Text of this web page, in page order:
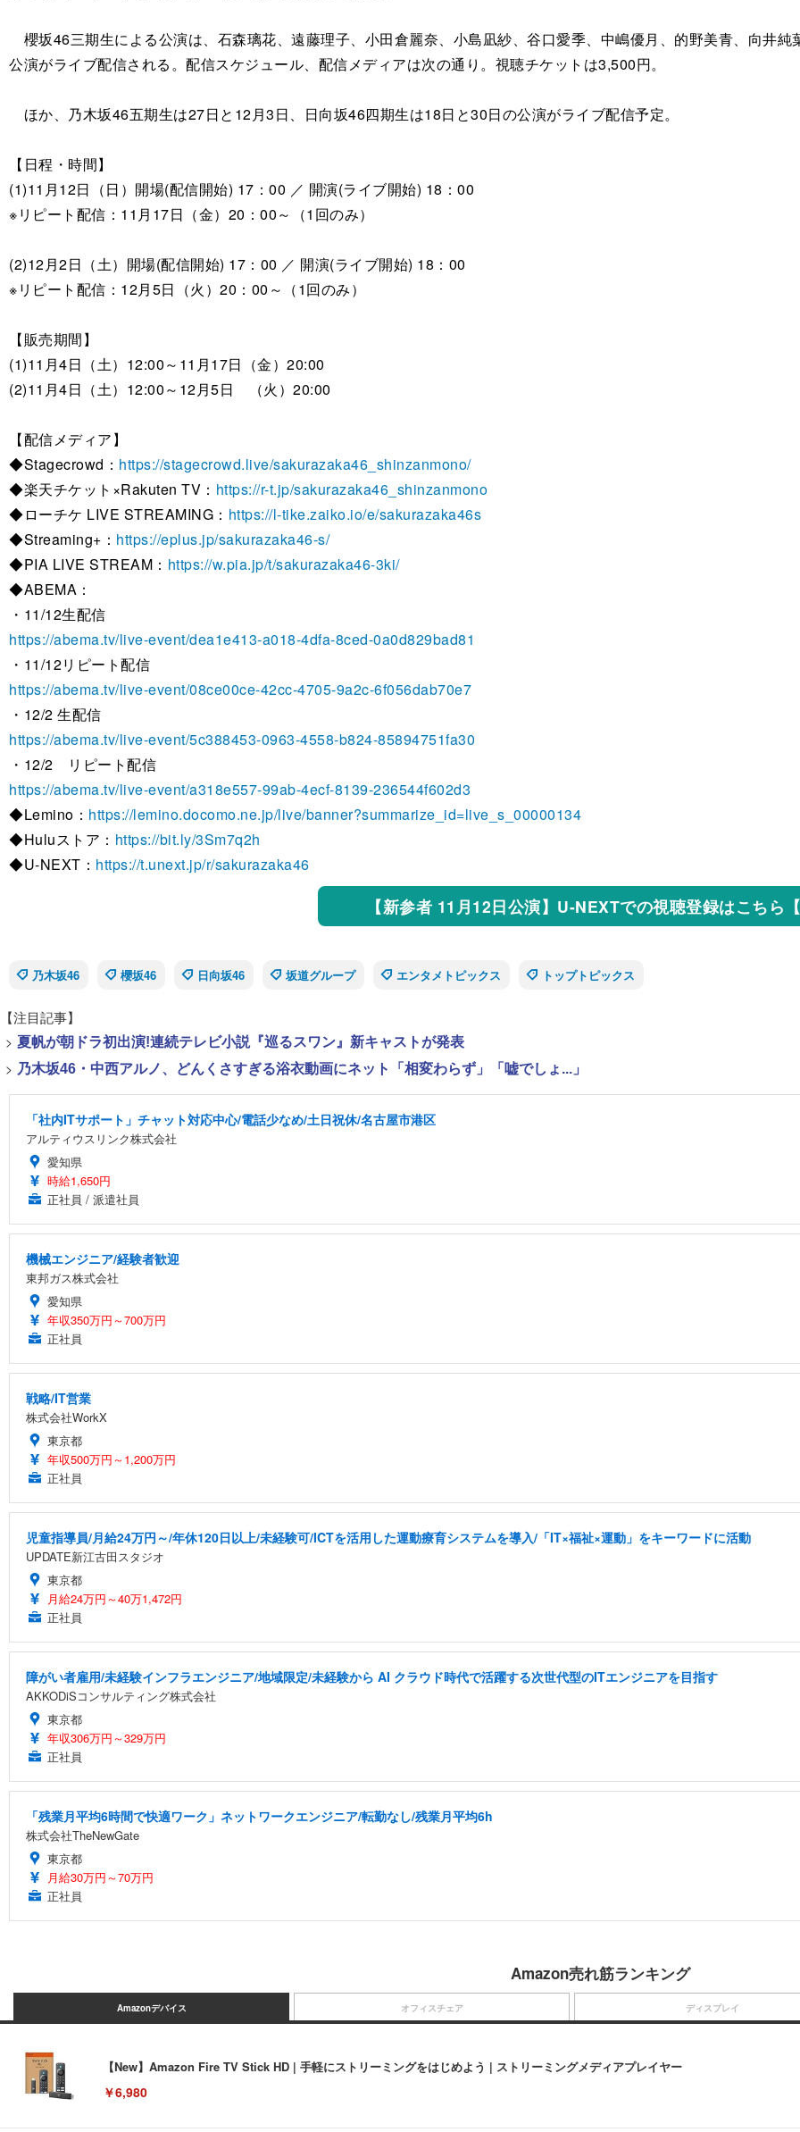
櫻坂46三期生による公演は、石森璃花、遠藤理子、小田倉麗奈、小島凪紗、谷口愛季、中嶋優月、的野美青、向井
公演がライブ配信される。配信スケジュール、配信メディアは次の通り。視聴チケットは3,500円。
ほか、乃木坂46五期生は27日と12月3日、日向坂46四期生は18日と30日の公演がライブ配信予定。
【日程・時間】
(1)11月12日（日）開場(配信開始) 17：00 ／ 開演(ライブ開始) 18：00
※リピート配信：11月17日（金）20：00～（1回のみ）
(2)12月2日（土）開場(配信開始) 17：00 ／ 開演(ライブ開始) 18：00
※リピート配信：12月5日（火）20：00～（1回のみ）
【販売期間】
(1)11月4日（土）12:00～11月17日（金）20:00
(2)11月4日（土）12:00～12月5日 （火）20:00
【配信メディア】
◆Stagecrowd： https://stagecrowd.live/sakurazaka46_shinzanmono/
◆楽天チケット×Rakuten TV： https://r-t.jp/sakurazaka46_shinzanmono
◆ローチケ LIVE STREAMING： https://l-tike.zaiko.io/e/sakurazaka46s
◆Streaming+： https://eplus.jp/sakurazaka46-s/
◆PIA LIVE STREAM： https://w.pia.jp/t/sakurazaka46-3ki/
◆ABEMA：
・11/12生配信
https://abema.tv/live-event/dea1e413-a018-4dfa-8ced-0a0d829bad81
・11/12リピート配信
https://abema.tv/live-event/08ce00ce-42cc-4705-9a2c-6f056dab70e7
・12/2 生配信
https://abema.tv/live-event/5c388453-0963-4558-b824-85894751fa30
・12/2 リピート配信
https://abema.tv/live-event/a318e557-99ab-4ecf-8139-236544f602d3
◆Lemino： https://lemino.docomo.ne.jp/live/banner?summarize_id=live_s_00000134
◆Huluストア： https://bit.ly/3Sm7q2h
◆U-NEXT： https://t.unext.jp/r/sakurazaka46
【新参者 11月12日公演】U-NEXTでの視聴登録はこちら
乃木坂46 櫻坂46 日向坂46 坂道グループ エンタメトピックス トップトピックス
【注目記事】
> 夏帆が朝ドラ初出演!連続テレビ小説『巡るスワン』新キャストが発表
> 乃木坂46・中西アルノ、どんくさすぎる浴衣動画にネット「相変わらず」「嘘でしょ...」
「社内ITサポート」チャット対応中心/電話少なめ/土日祝休/名古屋市港区
アルティウスリンク株式会社
愛知県
時給1,650円
正社員 / 派遣社員
機械エンジニア/経験者歓迎
東邦ガス株式会社
愛知県
年収350万円～700万円
正社員
戦略/IT営業
株式会社WorkX
東京都
年収500万円～1,200万円
正社員
児童指導員/月給24万円～/年休120日以上/未経験可/ICTを活用した運動療育システムを導入/「IT×福祉×運動」をキーワードに活動
UPDATE新江古田スタジオ
東京都
月給24万円～40万1,472円
正社員
障がい者雇用/未経験インフラエンジニア/地域限定/未経験から AI クラウド時代で活躍する次世代型のITエンジニアを目指す
AKKODiSコンサルティング株式会社
東京都
年収306万円～329万円
正社員
「残業月平均6時間で快適ワーク」ネットワークエンジニア/転勤なし/残業月平均6h
株式会社TheNewGate
東京都
月給30万円～70万円
正社員
Amazon売れ筋ランキング
Amazonデバイス
【New】Amazon Fire TV Stick HD | 手軽にストリーミングをはじめよう | ストリーミングメディアプレイヤー
￥6,980
オフィスチェア ディスプレイ